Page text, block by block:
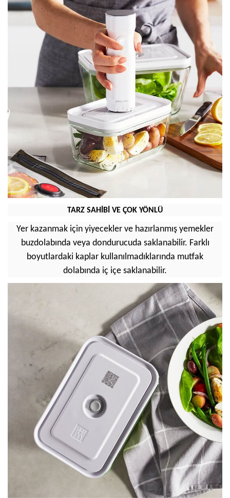
TARZ SAHİBİ VE ÇOK YÖNLÜ
Yer kazanmak için yiyecekler ve hazırlanmış yemekler
buzdolabında veya dondurucuda saklanabilir. Farklı
boyutlardaki kaplar kullanılmadıklarında mutfak
dolabında iç içe saklanabilir.